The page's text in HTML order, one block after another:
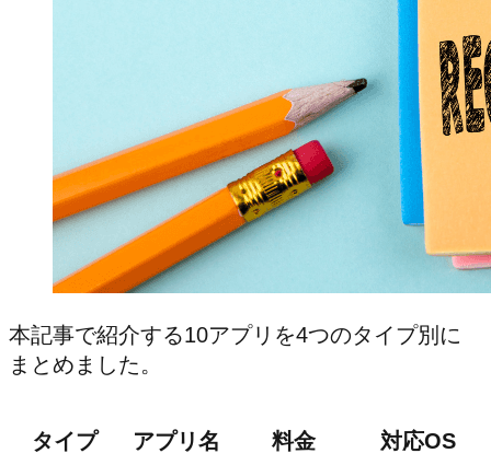
本記事で紹介する10アプリを4つのタイプ別に
まとめました。
タイプ アプリ名 料金 対応OS